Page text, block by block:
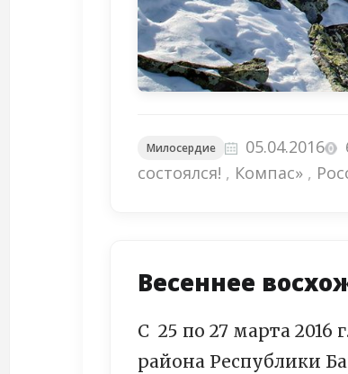
Милосердие 05.04.2016
состоялся! , Компас» ,
Весеннее
С 25 по 27 марта
района Республики